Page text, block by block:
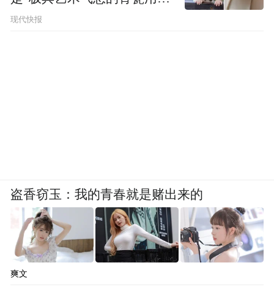
品”
现代快报
盗香窃玉：我的青春就是赌出来的
爽文